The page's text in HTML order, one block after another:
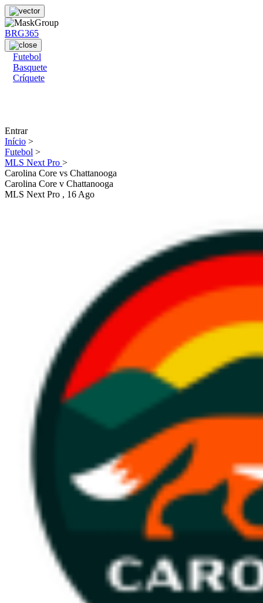
BRG365
Futebol
Basquete
Críquete
Entrar
Início >
Futebol >
MLS Next Pro >
Carolina Core vs Chattanooga
Carolina Core v Chattanooga
MLS Next Pro , 16 Ago